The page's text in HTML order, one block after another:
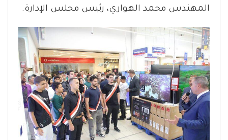
المهندس محمد الهواري، رئيس مجلس الإدارة.